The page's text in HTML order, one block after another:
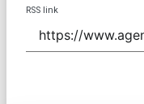
RSS link